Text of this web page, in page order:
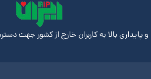
بالا به کاربران خارج از کشور جهت